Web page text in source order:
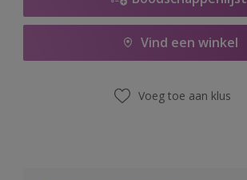
Vind een winkel
Voeg toe aan klus